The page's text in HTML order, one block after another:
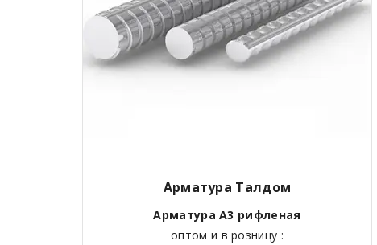
Арматура Талдом
Арматура А3 рифленая
оптом и в розницу :